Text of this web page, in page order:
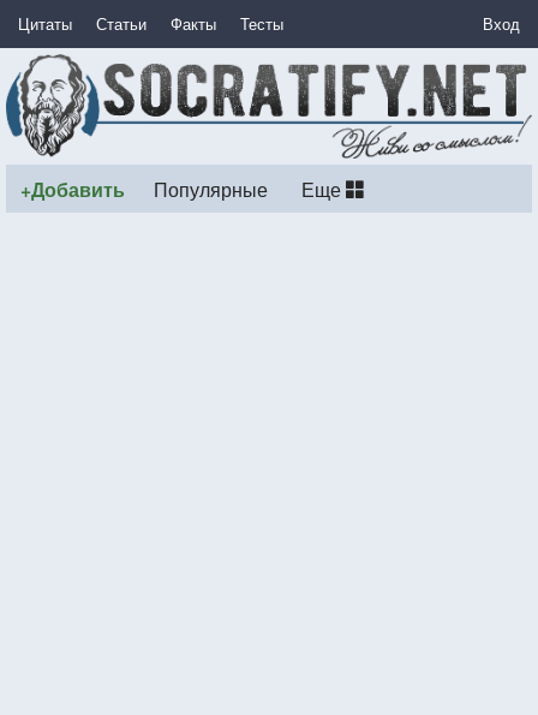
Цитаты Статьи Факты Тесты Вход
+Добавить Популярные Еще